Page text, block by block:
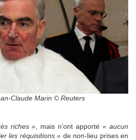
Claude Marin © Reuters
riches » , mais n’ont apporté« aucun
les réquisitions » de non-lieu prises en